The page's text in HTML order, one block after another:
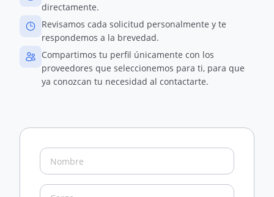
directamente.
Revisamos cada solicitud personalmente y te
respondemos a la brevedad.
Compartimos tu perfil únicamente con los
proveedores que seleccionemos para ti, para que
ya conozcan tu necesidad al contactarte.